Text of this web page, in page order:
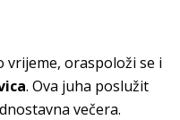
oraspoloži se i
. Ova juha poslužit
večera.